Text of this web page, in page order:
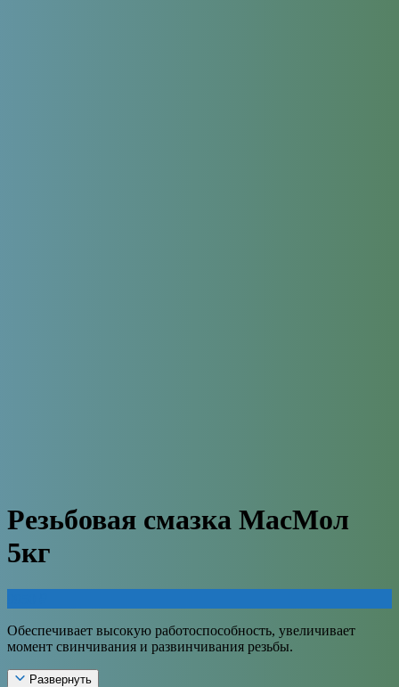
Резьбовая смазка МасМол
5кг
Обеспечивает высокую работоспособность, увеличивает
момент свинчивания и развинчивания резьбы.
Развернуть